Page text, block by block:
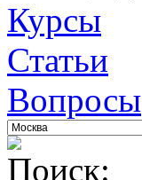
Курсы
Статьи
Вопросы
Поиск: